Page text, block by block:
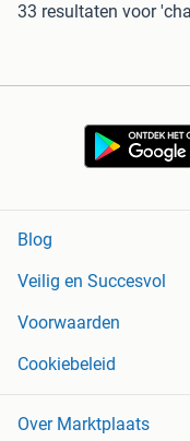
33 resultaten voor
Blog
Veilig en Succesvol
Voorwaarden
Cookiebeleid
Over Marktplaats